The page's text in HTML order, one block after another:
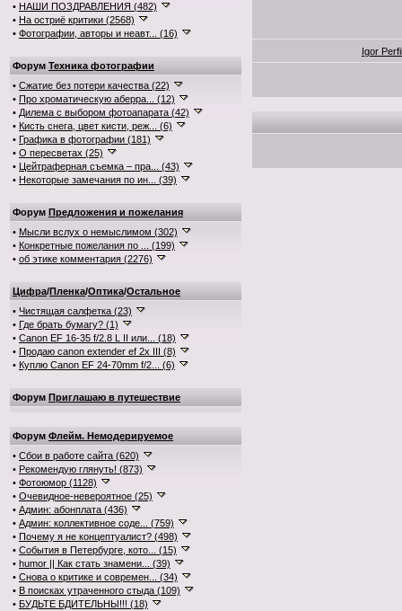
• НАШИ ПОЗДРАВЛЕНИЯ (482)
• На остриё критики (2568)
• Фотографии, авторы и неавт... (16)
Форум Техника фотографии
• Сжатие без потери качества (22)
• Про хроматическую аберра... (12)
• Дилема с выбором фотоапарата (42)
• Кисть снега, цвет кисти, реж... (6)
• Графика в фотографии (181)
• О пересветах (25)
• Цейтраферная съемка – пра... (43)
• Некоторые замечания по ин... (39)
Форум Предложения и пожелания
• Мысли вслух о немыслимом (302)
• Конкретные пожелания по ... (199)
• об этике комментария (2276)
Цифра/Пленка/Оптика/Остальное
• Чистящая салфетка (23)
• Где брать бумагу? (1)
• Canon EF 16-35 f/2.8 L II или... (18)
• Продаю canon extender ef 2x III (8)
• Куплю Canon EF 24-70mm f/2... (6)
Форум Приглашаю в путешествие
Форум Флейм. Немодерируемое
• Сбои в работе сайта (620)
• Рекомендую глянуть! (873)
• Фотоюмор (1128)
• Очевидное-невероятное (25)
• Админ: абонплата (436)
• Админ: коллективное соде... (759)
• Почему я не концептуалист? (498)
• События в Петербурге, кото... (15)
• humor || Как стать знамени... (39)
• Снова о критике и современ... (34)
• В поисках утраченного стыда (109)
• БУДЬТЕ БДИТЕЛЬНЫ!!! (18)
Igor